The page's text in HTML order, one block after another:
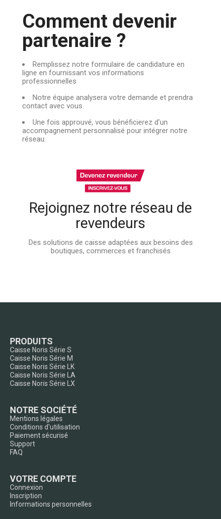
Comment devenir
partenaire ?
Remplissez notre formulaire de candidature en
ligne en fournissant vos informations
professionnelles
Notre équipe analysera votre demande et prendra
contact avec vous.
Une fois approuvé, vous bénéficierez d'un
accompagnement personnalisé pour intégrer notre
réseau.
Rejoignez notre réseau de
revendeurs
Des solutions de caisse adaptées aux besoins des
boutiques, commerces et franchisés​
PRODUITS
Caisse Noris Série S
Caisse Noris Série M
Caisse Noris Série LK
Caisse Noris Série LA
Caisse Noris Série LX
NOTRE SOCIÉTÉ
Mentions légales
Conditions d'utilisation
Paiement sécurisé
Support
FAQ
VOTRE COMPTE
Connexion
Inscription
Informations personnelles